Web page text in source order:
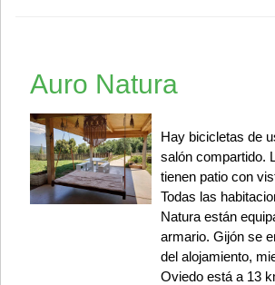
Auro Natura
Hay bicicletas de
salón compartido.
tienen patio con
Todas las
Natura están
armario. Gijón se
del alojamiento,
Oviedo está a 13